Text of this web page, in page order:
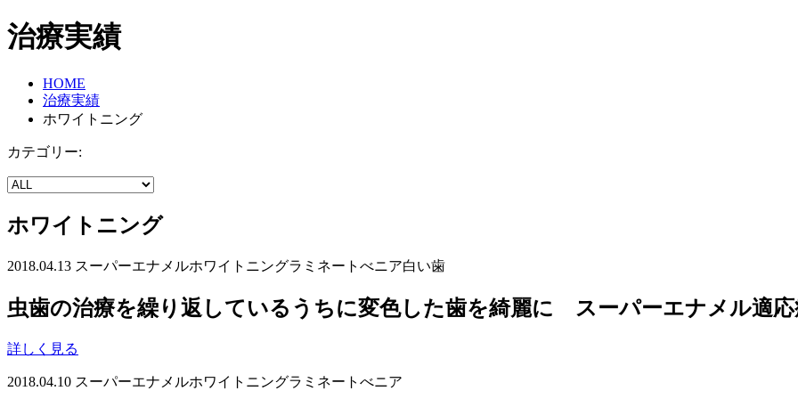
治療実績
HOME
治療実績
ホワイトニング
カテゴリー:
ホワイトニング
2018.04.13 スーパーエナメルホワイトニングラミネートべニア白い歯
虫歯の治療を繰り返しているうちに変色した歯を綺麗に スーパーエナメル適応
詳しく見る
2018.04.10 スーパーエナメルホワイトニングラミネートべニア